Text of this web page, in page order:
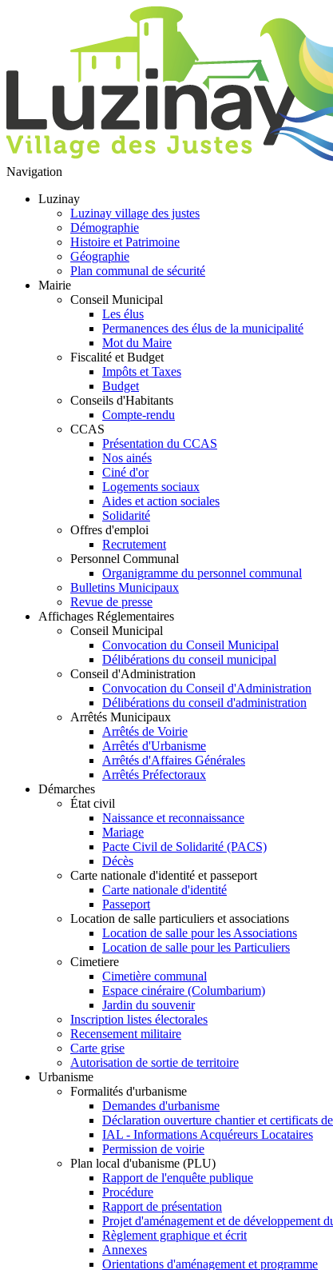
Navigation
Luzinay
Luzinay village des justes
Démographie
Histoire et Patrimoine
Géographie
Plan communal de sécurité
Mairie
Conseil Municipal
Les élus
Permanences des élus de la municipalité
Mot du Maire
Fiscalité et Budget
Impôts et Taxes
Budget
Conseils d'Habitants
Compte-rendu
CCAS
Présentation du CCAS
Nos ainés
Ciné d'or
Logements sociaux
Aides et action sociales
Solidarité
Offres d'emploi
Recrutement
Personnel Communal
Organigramme du personnel communal
Bulletins Municipaux
Revue de presse
Affichages Réglementaires
Conseil Municipal
Convocation du Conseil Municipal
Délibérations du conseil municipal
Conseil d'Administration
Convocation du Conseil d'Administration
Délibérations du conseil d'administration
Arrêtés Municipaux
Arrêtés de Voirie
Arrêtés d'Urbanisme
Arrêtés d'Affaires Générales
Arrêtés Préfectoraux
Démarches
État civil
Naissance et reconnaissance
Mariage
Pacte Civil de Solidarité (PACS)
Décès
Carte nationale d'identité et passeport
Carte nationale d'identité
Passeport
Location de salle particuliers et associations
Location de salle pour les Associations
Location de salle pour les Particuliers
Cimetiere
Cimetière communal
Espace cinéraire (Columbarium)
Jardin du souvenir
Inscription listes électorales
Recensement militaire
Carte grise
Autorisation de sortie de territoire
Urbanisme
Formalités d'urbanisme
Demandes d'urbanisme
Déclaration ouverture chantier et certificats
IAL - Informations Acquéreurs Locataires
Permission de voirie
Plan local d'ubanisme (PLU)
Rapport de l'enquête publique
Procédure
Rapport de présentation
Projet d'aménagement et de développement
Règlement graphique et écrit
Annexes
Orientations d'aménagement et programme